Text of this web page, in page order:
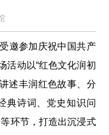
邀参加庆祝中国共产
活动以“红色文化润初
述丰润红色故事、分
典诗词、党史知识问
环节，打造出沉浸式